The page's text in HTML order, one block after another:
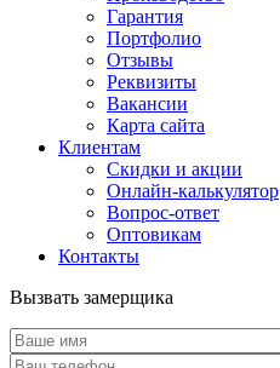
Гарантия
Портфолио
Отзывы
Реквизиты
Вакансии
Карта сайта
Клиентам
Скидки и акции
Онлайн-калькулятор
Вопрос-ответ
Оптовикам
Контакты
Вызвать замерщика